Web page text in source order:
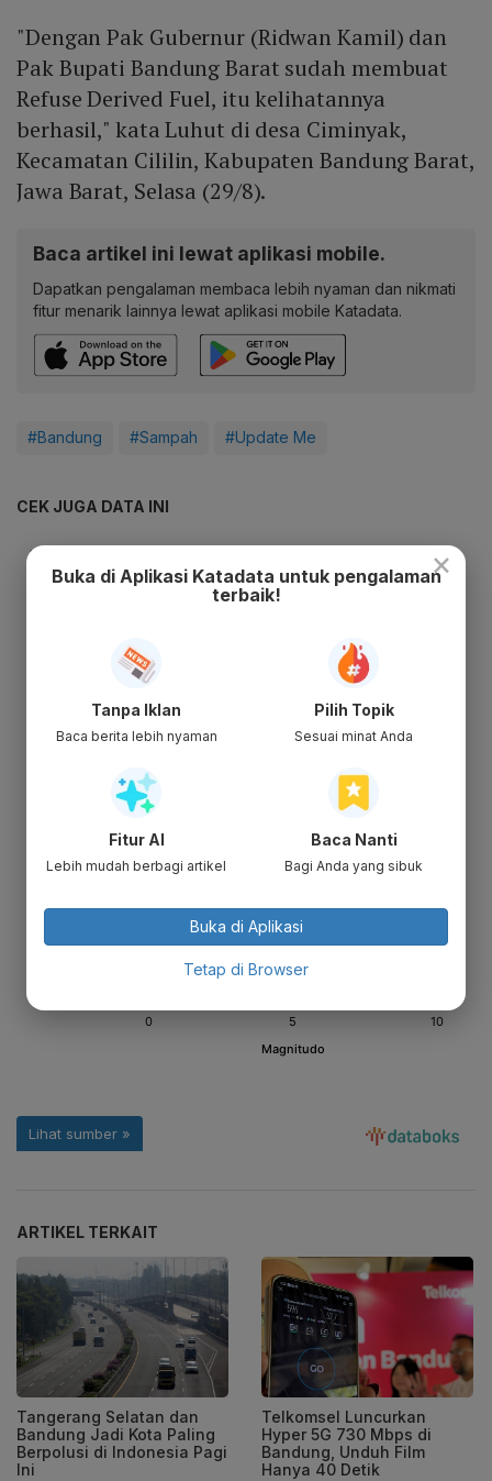
"Dengan Pak Gubernur (Ridwan Kamil) dan
Pak Bupati Bandung Barat sudah membuat
Refuse Derived Fuel, itu kelihatannya
berhasil," kata Luhut di desa Ciminyak,
Kecamatan Cililin, Kabupaten Bandung Barat,
Jawa Barat, Selasa (29/8).
Baca artikel ini lewat aplikasi mobile.
Dapatkan pengalaman membaca lebih nyaman dan nikmati
fitur menarik lainnya lewat aplikasi mobile Katadata.
#Bandung #Sampah #Update Me
CEK JUGA DATA INI
ARTIKEL TERKAIT
Tangerang Selatan dan
Bandung Jadi Kota Paling
Berpolusi di Indonesia Pagi
Ini
Telkomsel Luncurkan
Hyper 5G 730 Mbps di
Bandung, Unduh Film
Hanya 40 Detik
×
Buka di Aplikasi Katadata untuk pengalaman
terbaik!
Tanpa Iklan
Baca berita lebih nyaman
Pilih Topik
Sesuai minat Anda
Fitur AI
Lebih mudah berbagi artikel
Baca Nanti
Bagi Anda yang sibuk
Buka di Aplikasi
Tetap di Browser